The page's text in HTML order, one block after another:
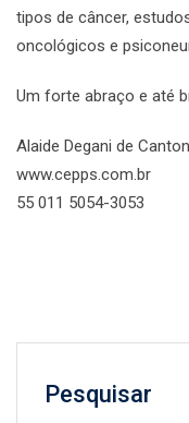
tipos de câncer,
oncológicos e
Um forte abraço e até
Alaide Degani de
www.cepps.com.br
55 011 5054-3053
Pesquisar